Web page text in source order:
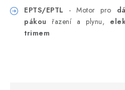
EPTS/EPTL - Motor pro
pákou řazení a plynu,
trimem